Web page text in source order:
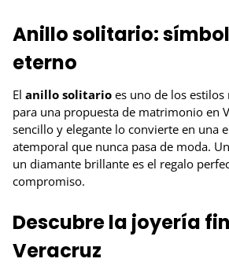
Anillo solitario:
eterno
El anillo solitario es uno de los
para una propuesta de matrimonio en
sencillo y elegante lo convierte en una
atemporal que nunca pasa de moda.
un diamante brillante es el regalo
compromiso.
Descubre la joyería
Veracruz